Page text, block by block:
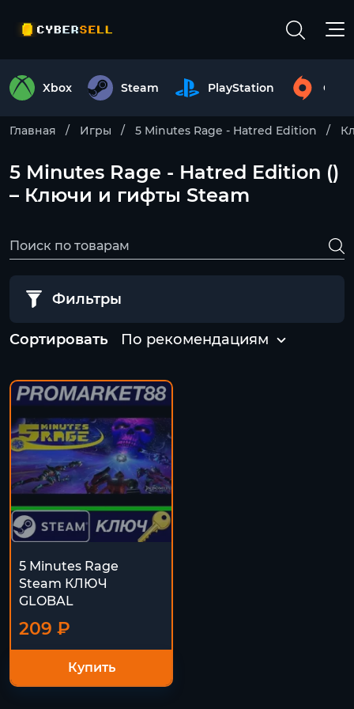
Xbox Steam PlayStation
Главная Игры 5 Minutes Rage - Hatred Edition
5 Minutes Rage - Hatred Edition ()
– Ключи и гифты Steam
Фильтры
Сортировать По рекомендациям
5 Minutes Rage
Steam КЛЮЧ
GLOBAL
209 ₽
Купить